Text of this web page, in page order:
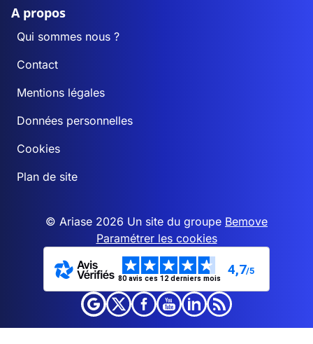
A propos
Qui sommes nous ?
Contact
Mentions légales
Données personnelles
Cookies
Plan de site
© Ariase 2026 Un site du groupe Bemove
Paramétrer les cookies
80 avis ces 12 derniers mois
4,7/5